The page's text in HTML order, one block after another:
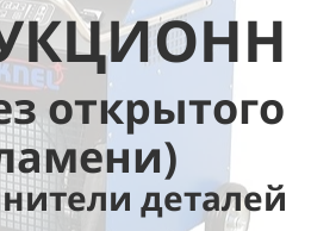
открытого
деталей